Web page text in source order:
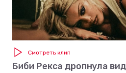
Смотреть клип
Биби Рекса дропнула